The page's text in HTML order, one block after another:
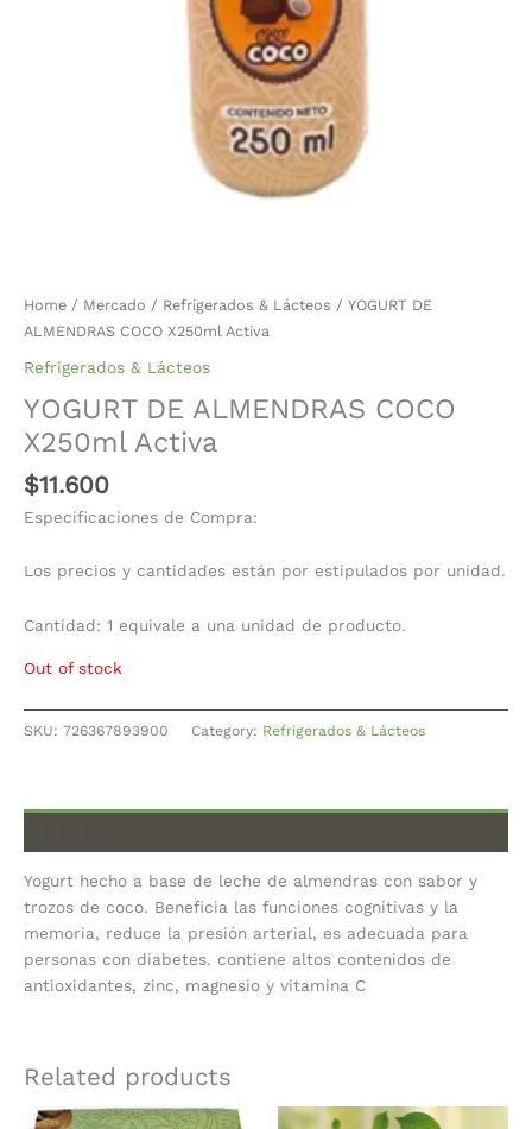
Home / Mercado / Refrigerados & Lácteos / YOGURT DE
ALMENDRAS COCO X250ml Activa
Refrigerados & Lácteos
YOGURT DE ALMENDRAS COCO
X250ml Activa
$11.600
Especificaciones de Compra:
Los precios y cantidades están por estipulados por unidad.
Cantidad: 1 equivale a una unidad de producto.
Out of stock
SKU: 726367893900 Category: Refrigerados & Lácteos
Yogurt hecho a base de leche de almendras con sabor y
trozos de coco. Beneficia las funciones cognitivas y la
memoria, reduce la presión arterial, es adecuada para
personas con diabetes. contiene altos contenidos de
antioxidantes, zinc, magnesio y vitamina C
Related products